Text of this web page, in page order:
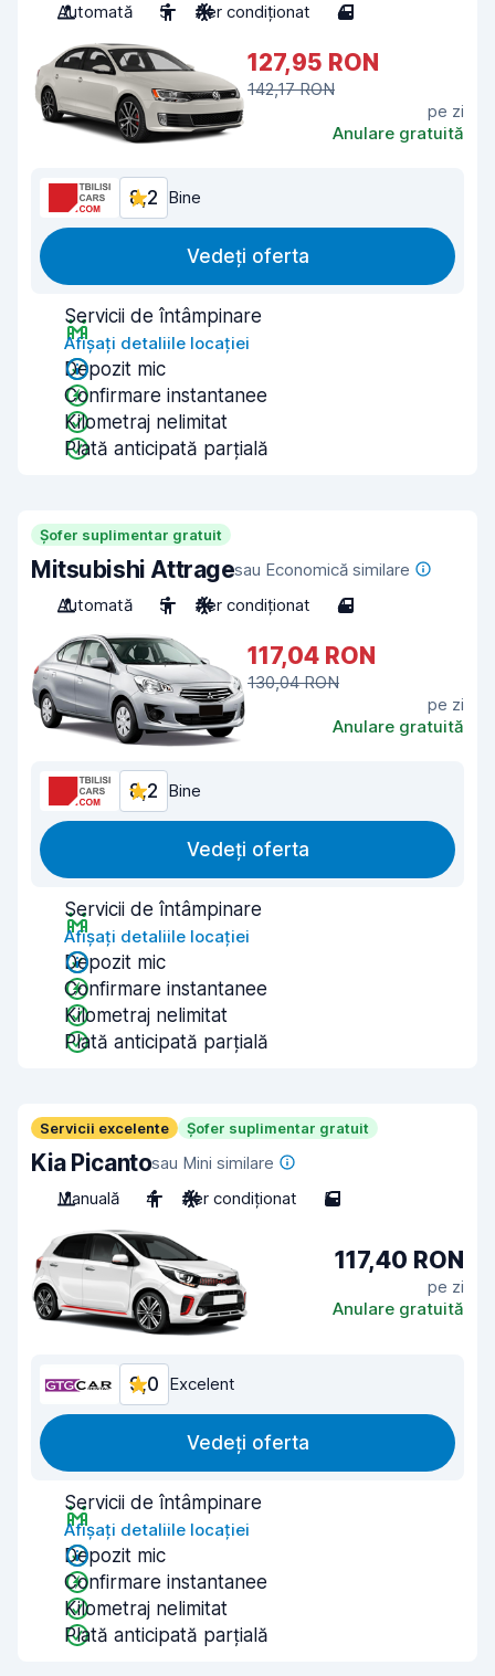
Automată
5 Aer condiționat 4
127,95 RON
142,17 RON
pe zi
Anulare gratuită
8,2 Bine
Vedeți oferta
Servicii de întâmpinare
Afișați detaliile locației
Depozit mic
Confirmare instantanee
Kilometraj nelimitat
Plată anticipată parțială
Șofer suplimentar gratuit
Mitsubishi Attragesau Economică similare
Automată
5 Aer condiționat 4
117,04 RON
130,04 RON
pe zi
Anulare gratuită
8,2 Bine
Vedeți oferta
Servicii de întâmpinare
Afișați detaliile locației
Depozit mic
Confirmare instantanee
Kilometraj nelimitat
Plată anticipată parțială
Servicii excelente Șofer suplimentar gratuit
Kia Picantosau Mini similare
Manuală
4 Aer condiționat 5
117,40 RON
pe zi
Anulare gratuită
9,0 Excelent
Vedeți oferta
Servicii de întâmpinare
Afișați detaliile locației
Depozit mic
Confirmare instantanee
Kilometraj nelimitat
Plată anticipată parțială